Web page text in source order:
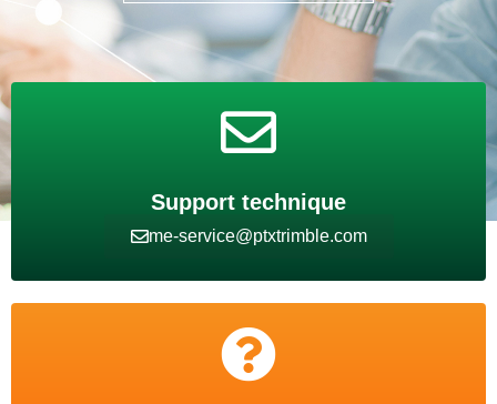
Support technique
me-service@ptxtrimble.com​
Tutorials &
Formation en ligne